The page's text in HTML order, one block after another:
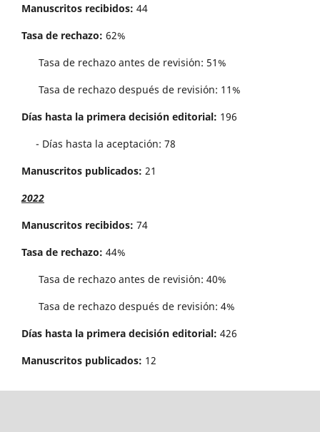
Manuscritos recibidos: 44
Tasa de rechazo: 62%
Tasa de rechazo antes de revisi´on: 51%
Tasa de rechazo después de revisión: 11%
Días hasta la primera decisión editorial: 196
- Días hasta la aceptación: 78
Manuscritos publicados: 21
2022
Manuscritos recibidos: 74
Tasa de rechazo: 44%
Tasa de rechazo antes de revisi´on: 40%
Tasa de rechazo después de revisión: 4%
Días hasta la primera decisión editorial: 426
Manuscritos publicados: 12